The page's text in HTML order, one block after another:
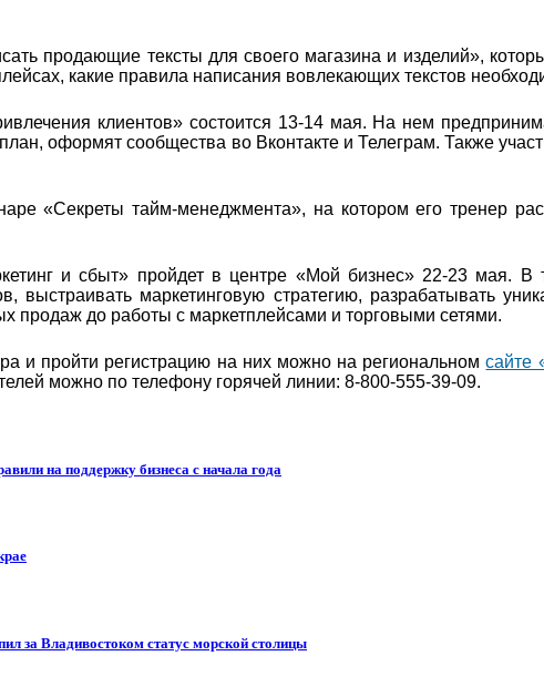
продающие тексты для своего магазина и изделий»,
какие правила написания вовлекающих текстов
клиентов» состоится 13-14 мая. На нем
оформят сообщества во Вконтакте и Телеграм. Также
«Секреты тайм-менеджмента», на котором его тренер
и сбыт» пройдет в центре «Мой бизнес» 22-23 мая. В
выстраивать маркетинговую стратегию, разрабатывать
продаж до работы с маркетплейсами и торговыми сетями.
и пройти регистрацию на них можно на региональномсайте
можно по телефону горячей линии: 8-800-555-39-09.
на поддержку бизнеса с начала года
за Владивостоком статус морской столицы